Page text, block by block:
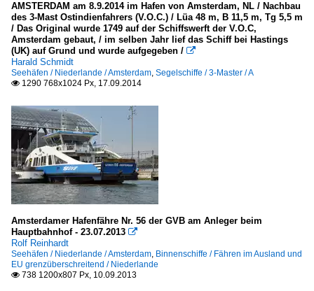
AMSTERDAM am 8.9.2014 im Hafen von Amsterdam, NL / Nachbau
des 3-Mast Ostindienfahrers (V.O.C.) / Lüa 48 m, B 11,5 m, Tg 5,5 m
/ Das Original wurde 1749 auf der Schiffswerft der V.O.C,
Amsterdam gebaut, / im selben Jahr lief das Schiff bei Hastings
(UK) auf Grund und wurde aufgegeben / 
Harald Schmidt
Seehäfen / Niederlande / Amsterdam, Segelschiffe / 3-Master / A
 1290 768x1024 Px, 17.09.2014
Amsterdamer Hafenfähre Nr. 56 der GVB am Anleger beim
Hauptbahnhof - 23.07.2013 
Rolf Reinhardt
Seehäfen / Niederlande / Amsterdam, Binnenschiffe / Fähren im Ausland und
EU grenzüberschreitend / Niederlande
 738 1200x807 Px, 10.09.2013